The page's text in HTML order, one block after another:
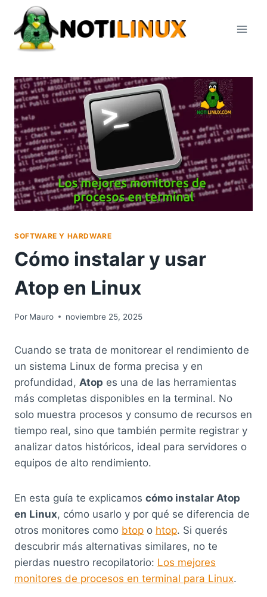
Saltar
contenido
SOFTWARE Y HARDWARE
Cómo instalar y usar
Atop en Linux
Por Mauro noviembre 25, 2025
Cuando se trata de monitorear el rendimiento de
un sistema Linux de forma precisa y en
profundidad, Atop es una de las herramientas
más completas disponibles en la terminal. No
solo muestra procesos y consumo de recursos en
tiempo real, sino que también permite registrar y
analizar datos históricos, ideal para servidores o
equipos de alto rendimiento.
En esta guía te explicamos cómo instalar Atop
en Linux, cómo usarlo y por qué se diferencia de
otros monitores como btop o htop. Si querés
descubrir más alternativas similares, no te
pierdas nuestro recopilatorio: Los mejores
monitores de procesos en terminal para Linux.